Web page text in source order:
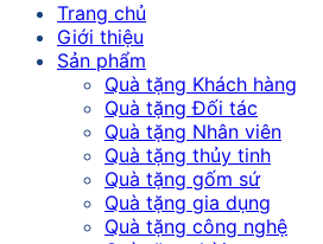
Trang chủ
Giới thiệu
Sản phẩm
Quà tặng Khách hàng
Quà tặng Đối tác
Quà tặng Nhân viên
Quà tặng thủy tinh
Quà tặng gốm sứ
Quà tặng gia dụng
Quà tặng công nghệ